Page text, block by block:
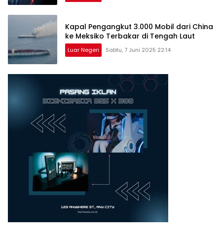
Kapal Pengangkut 3.000 Mobil dari China
ke Meksiko Terbakar di Tengah Laut
Luar Negeri Sabtu, 7 Juni 2025 22:14